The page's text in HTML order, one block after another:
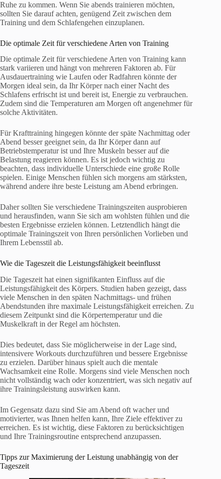
Ruhe zu kommen. Wenn Sie abends trainieren möchten,
sollten Sie darauf achten, genügend Zeit zwischen dem
Training und dem Schlafengehen einzuplanen.
Die optimale Zeit für verschiedene Arten von Training
Die optimale Zeit für verschiedene Arten von Training kann
stark variieren und hängt von mehreren Faktoren ab. Für
Ausdauertraining wie Laufen oder Radfahren könnte der
Morgen ideal sein, da Ihr Körper nach einer Nacht des
Schlafens erfrischt ist und bereit ist, Energie zu verbrauchen.
Zudem sind die Temperaturen am Morgen oft angenehmer für
solche Aktivitäten.
Für Krafttraining hingegen könnte der späte Nachmittag oder
Abend besser geeignet sein, da Ihr Körper dann auf
Betriebstemperatur ist und Ihre Muskeln besser auf die
Belastung reagieren können. Es ist jedoch wichtig zu
beachten, dass individuelle Unterschiede eine große Rolle
spielen. Einige Menschen fühlen sich morgens am stärksten,
während andere ihre beste Leistung am Abend erbringen.
Daher sollten Sie verschiedene Trainingszeiten ausprobieren
und herausfinden, wann Sie sich am wohlsten fühlen und die
besten Ergebnisse erzielen können. Letztendlich hängt die
optimale Trainingszeit von Ihren persönlichen Vorlieben und
Ihrem Lebensstil ab.
Wie die Tageszeit die Leistungsfähigkeit beeinflusst
Die Tageszeit hat einen signifikanten Einfluss auf die
Leistungsfähigkeit des Körpers. Studien haben gezeigt, dass
viele Menschen in den späten Nachmittags- und frühen
Abendstunden ihre maximale Leistungsfähigkeit erreichen. Zu
diesem Zeitpunkt sind die Körpertemperatur und die
Muskelkraft in der Regel am höchsten.
Dies bedeutet, dass Sie möglicherweise in der Lage sind,
intensivere Workouts durchzuführen und bessere Ergebnisse
zu erzielen. Darüber hinaus spielt auch die mentale
Wachsamkeit eine Rolle. Morgens sind viele Menschen noch
nicht vollständig wach oder konzentriert, was sich negativ auf
ihre Trainingsleistung auswirken kann.
Im Gegensatz dazu sind Sie am Abend oft wacher und
motivierter, was Ihnen helfen kann, Ihre Ziele effektiver zu
erreichen. Es ist wichtig, diese Faktoren zu berücksichtigen
und Ihre Trainingsroutine entsprechend anzupassen.
Tipps zur Maximierung der Leistung unabhängig von der
Tageszeit